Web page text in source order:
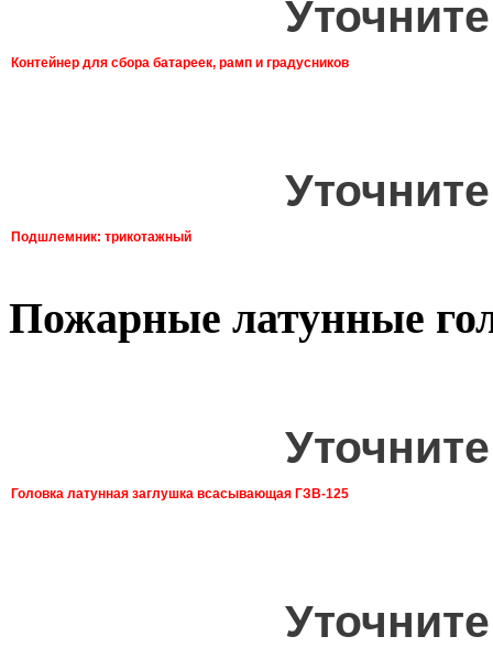
Контейнер для сбора батареек, рамп и градусников
Подшлемник: трикотажный
Пожарные латунные
Головка латунная заглушка всасывающая ГЗВ-125